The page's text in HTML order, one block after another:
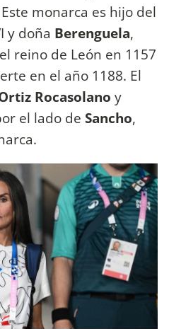
monarca es hijo del
y doña Berenguela,
reino de León en 1157
en el año 1188. El
Rocasolano y
el lado de Sancho,